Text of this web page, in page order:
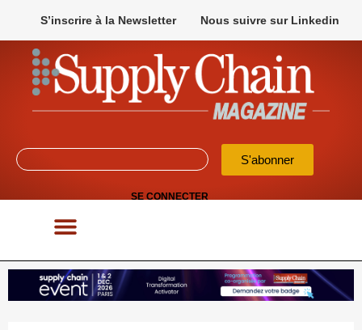
S’inscrire à la Newsletter Nous suivre sur Linkedin
S'abonner
SE CONNECTER